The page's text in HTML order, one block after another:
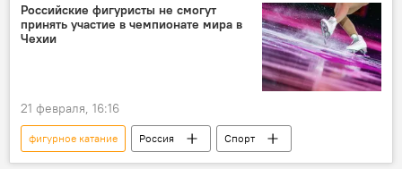
Российские фигуристы не смогут
принять участие в чемпионате мира в
Чехии
21 февраля, 16:16
фигурное катание Россия Спорт